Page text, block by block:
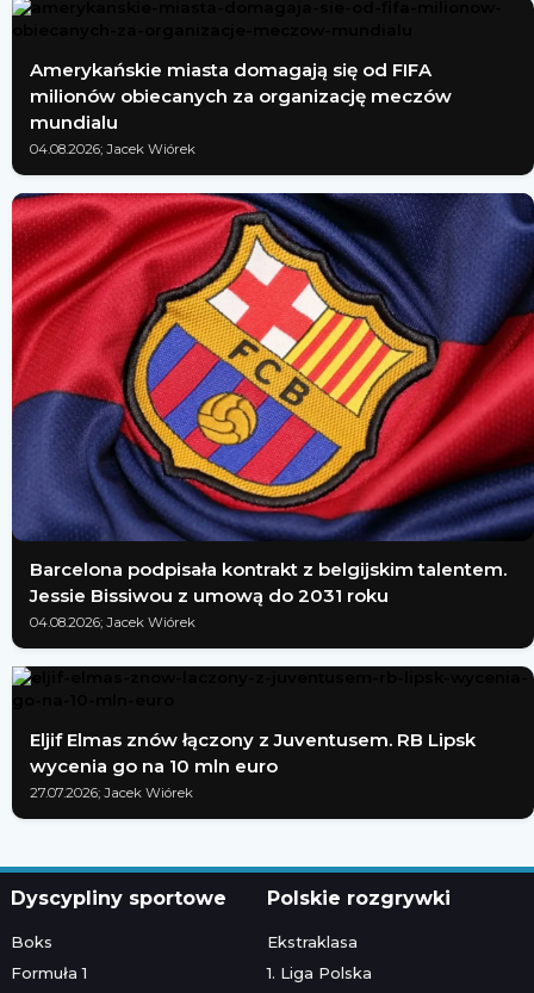
Amerykańskie miasta domagają się od FIFA
milionów obiecanych za organizację meczów
mundialu
04.08.2026; Jacek Wiórek
Barcelona podpisała kontrakt z belgijskim talentem.
Jessie Bissiwou z umową do 2031 roku
04.08.2026; Jacek Wiórek
Eljif Elmas znów łączony z Juventusem. RB Lipsk
wycenia go na 10 mln euro
27.07.2026; Jacek Wiórek
Dyscypliny sportowe
Boks
Formuła 1
Polskie rozgrywki
Ekstraklasa
1. Liga Polska